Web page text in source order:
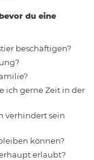
du eine
beschäftigen?
ich gerne Zeit in der
verhindert sein
können?
erlaubt?